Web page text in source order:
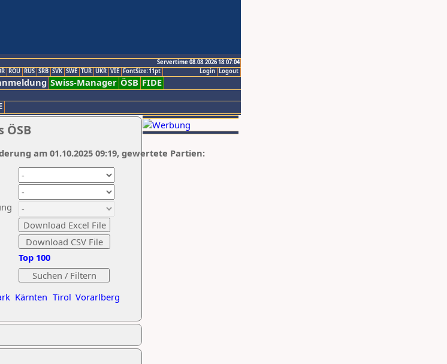
Servertime 08.08.2026 18:07:04
Logout
Login
ROU RUS SRB SVK SWE TUR UKR VIE FontSize:11pt
Swiss-Manager ÖSB FIDE
ÖSB
Kärnten Tirol Vorarlberg
Top 100
am 01.10.2025 09:19, gewertete Partien: